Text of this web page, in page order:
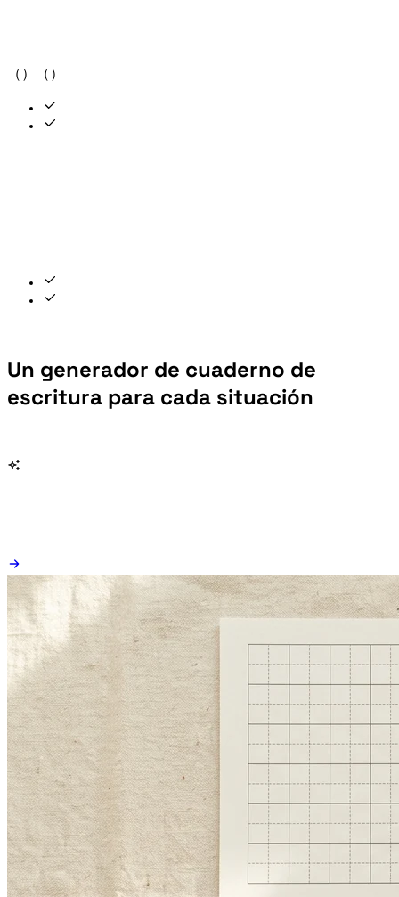
Selecciona el tipo de cuadrícula（Tian Zi Ge, Mi Zi Ge, cuatro líneas o tablero en blanco）y el estilo de trazado（contorno hueco o relleno suave）. Ajusta el tamaño, las columnas y las filas de práctica según tu formato.
Un generador de cuaderno de
escritura para cada situación